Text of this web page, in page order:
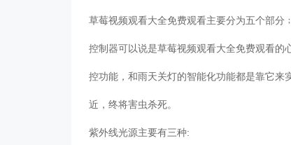
草莓视频观看大全免费观看主要分为五个部
控制器可以说是草莓视频观看大全免费观看
控功能，和雨天关灯的智能化功能都是靠它
近，终将害虫杀死。
紫外线光源主要有三种: